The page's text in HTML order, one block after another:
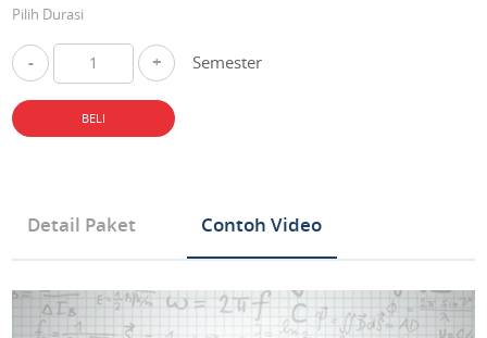
Pilih Durasi
- + Semester
BELI
Detail Paket Contoh Video
Tipe Produk Mata Pelajaran